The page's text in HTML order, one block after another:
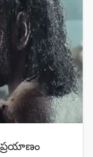
ప్రయాణం